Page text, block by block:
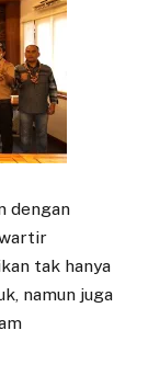
dengan
tak hanya
namun juga